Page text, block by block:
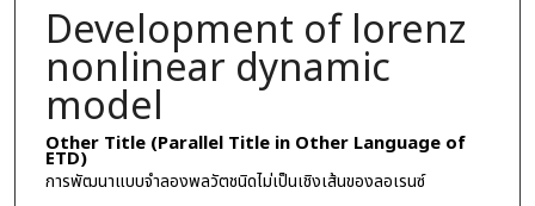
Development of lorenz
nonlinear dynamic
model
Other Title (Parallel Title in Other Language of
ETD)
การพัฒนาแบบจำลองพลวัตชนิดไม่เป็นเชิงเส้นของลอเรนซ์